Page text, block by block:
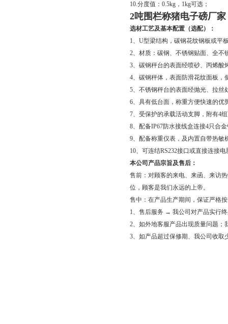
10.分度值：0.5kg，1kg可选；
2吨围栏称猪电子磅厂家
选材工艺及基本配置（选配）：
1、U型梁结构，碳钢花纹钢板或平
2、材质：碳钢、不锈钢贴面、全不
3、碳钢秤台的表面经喷砂、丙烯酸
4、碳钢秤体，表面防滑花纹面板，
5、不锈钢秤台的表面经抛光、拉丝
6、具有低台面，称重方便快速的优
7、受保护的承载活动支脚，附有4
8、配备IP67防水接线盒连接4只合
9、配备称重仪表，及内置自带热敏
10、可连结RS232接口或直接连接
本公司产品宗旨及售后：
售前：对顾客的来电、来函、来访
位，顾客是我们永远的上帝。
售中：在产品生产期间，保证严格
1、售后服务 → 我公司对产品实行
2、如外地客服产品出现质量问题；
3、如产品超过保修期、我公司收取